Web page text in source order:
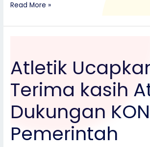
Read More »
Atletik
Terima kasih
Dukungan
Pemerintah
Terima
kasih
Atas
Dukungan
Dan